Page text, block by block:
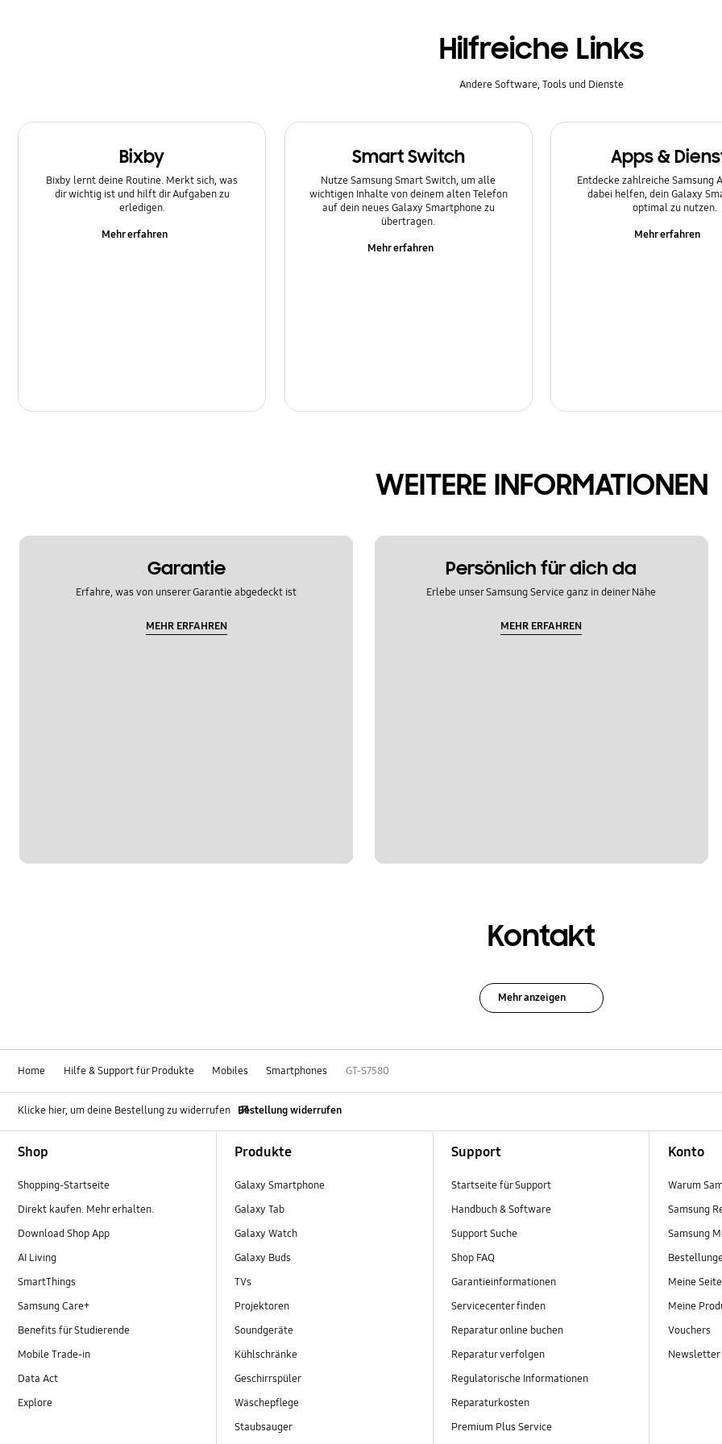
Software-Upgrade
Hilfreiche Links
Andere Software, Tools und Dienste
Bixby
Bixby lernt deine Routine. Merkt sich, was
dir wichtig ist und hilft dir Aufgaben zu
erledigen.
Mehr erfahren
Smart Switch
Nutze Samsung Smart Switch, um alle
wichtigen Inhalte von deinem alten Telefon
auf dein neues Galaxy Smartphone zu
übertragen.
Mehr erfahren
Apps &
Entdecke zahlreiche Samsung
dabei helfen, dein Galaxy
optimal zu nutzen.
Mehr erfahren
WEITERE INFORMATIONEN
Garantie
Erfahre, was von unserer Garantie abgedeckt ist
MEHR ERFAHREN
Persönlich für dich da
Erlebe unser Samsung Service ganz in deiner Nähe
MEHR ERFAHREN
Kontakt
Mehr anzeigen
Home Hilfe & Support für Produkte Mobiles Smartphones GT-S7580
Klicke hier, um deine Bestellung zu widerrufen Bestellung widerrufen
Shop
Shopping-Startseite
Direkt kaufen. Mehr erhalten.
Download Shop App
AI Living
SmartThings
Samsung Care+
Benefits für Studierende
Mobile Trade-in
Data Act
Explore
Produkte
Galaxy Smartphone
Galaxy Tab
Galaxy Watch
Galaxy Buds
TVs
Projektoren
Soundgeräte
Kühlschränke
Geschirrspüler
Wäschepflege
Staubsauger
Support
Startseite für Support
Handbuch & Software
Support Suche
Shop FAQ
Garantieinformationen
Servicecenter finden
Reparatur online buchen
Reparatur verfolgen
Regulatorische Informationen
Reparaturkosten
Premium Plus Service
Konto
Warum
Samsung
Samsung
Meine Seite
Meine
Vouchers
Newsletter